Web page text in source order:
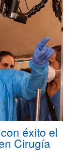
éxito el
Cirugía